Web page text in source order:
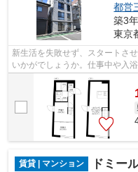
都営
築3
東京
新生活を失敗せず、スタートさ
いかがでしょうか。仕事中や入
スを利用すれば配達時間を気に
賃貸 | マンション ドミー